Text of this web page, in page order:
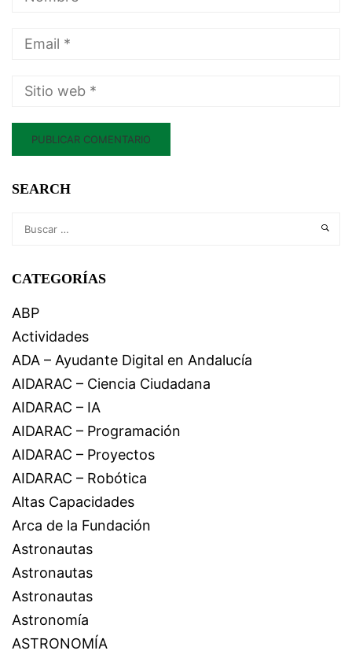
SEARCH
CATEGORÍAS
ABP
Actividades
ADA – Ayudante Digital en Andalucía
AIDARAC – Ciencia Ciudadana
AIDARAC – IA
AIDARAC – Programación
AIDARAC – Proyectos
AIDARAC – Robótica
Altas Capacidades
Arca de la Fundación
Astronautas
Astronautas
Astronautas
Astronomía
ASTRONOMÍA